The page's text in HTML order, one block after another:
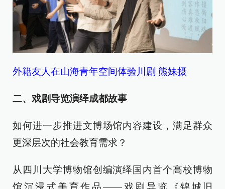
外籍友人在山海青年空间体验川剧 熊妹摄
二、戏剧导览演绎成都故事
如何进一步推进文博场馆内容建设，满足群众
更深层次的社会教育需求？
从四川大学博物馆创编演绎国内首个高校博物
馆沉浸式美育作品——戏剧导览《锦城旧